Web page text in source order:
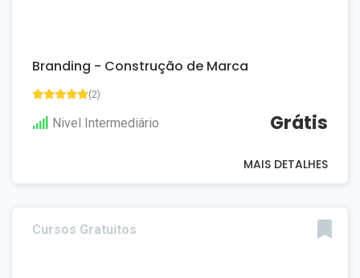
Branding - Construção de Marca
(2)
Nivel Intermediário Grátis
MAIS DETALHES
Cursos Gratuitos